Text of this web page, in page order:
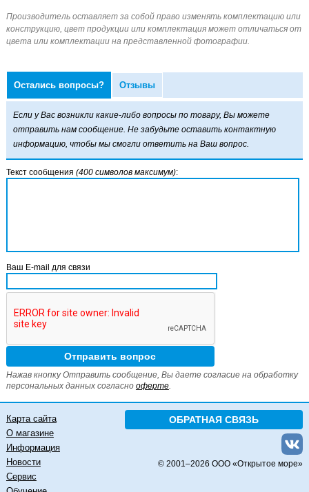
Остались вопросы? Отзывы
Если у Вас возникли какие-либо вопросы по товару, Вы можете
отправить нам сообщение. Не забудьте оставить контактную
информацию, чтобы мы смогли ответить на Ваш вопрос.
Текст сообщения (400 символов максимум):
Ваш E-mail для связи
Нажав кнопку Отправить сообщение, Вы даете согласие на обработку
персональных данных согласно оферте.
ОБРАТНАЯ СВЯЗЬ
© 2001–2026 ООО «Открытое море»
Карта сайта
О магазине
Информация
Новости
Сервис